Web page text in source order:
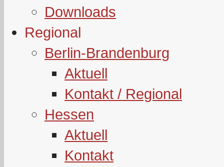
Downloads
Regional
Berlin-Brandenburg
Aktuell
Kontakt / Regional
Hessen
Aktuell
Kontakt